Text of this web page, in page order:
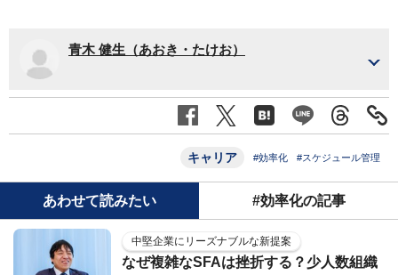
青木 健生（あおき・たけお）
キャリア #効率化 #スケジュール管理
あわせて読みたい #効率化の記事
中堅企業にリーズナブルな新提案
なぜ複雑なSFAは挫折する？少人数組織